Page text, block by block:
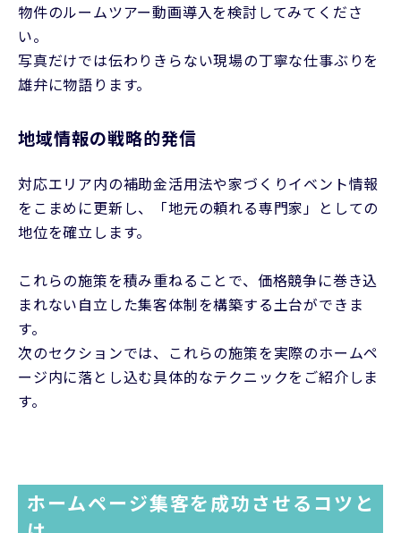
物件のルームツアー動画導入を検討してみてくださ
い。
写真だけでは伝わりきらない現場の丁寧な仕事ぶりを
雄弁に物語ります。
地域情報の戦略的発信
対応エリア内の補助金活用法や家づくりイベント情報
をこまめに更新し、「地元の頼れる専門家」としての
地位を確立します。
これらの施策を積み重ねることで、価格競争に巻き込
まれない自立した集客体制を構築する土台ができま
す。
次のセクションでは、これらの施策を実際のホームペ
ージ内に落とし込む具体的なテクニックをご紹介しま
す。
ホームページ集客を成功させるコツと